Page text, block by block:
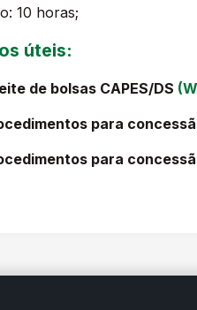
10 horas;
úteis:
de bolsas CAPES/DS
para
para